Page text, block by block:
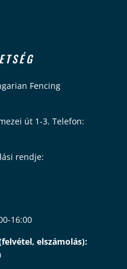
Fencing
út 1-3. Telefon:
rendje:
16:00
elszámolás):